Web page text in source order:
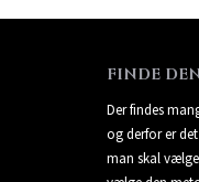
FINDE
Der findes
og derfor er
man skal